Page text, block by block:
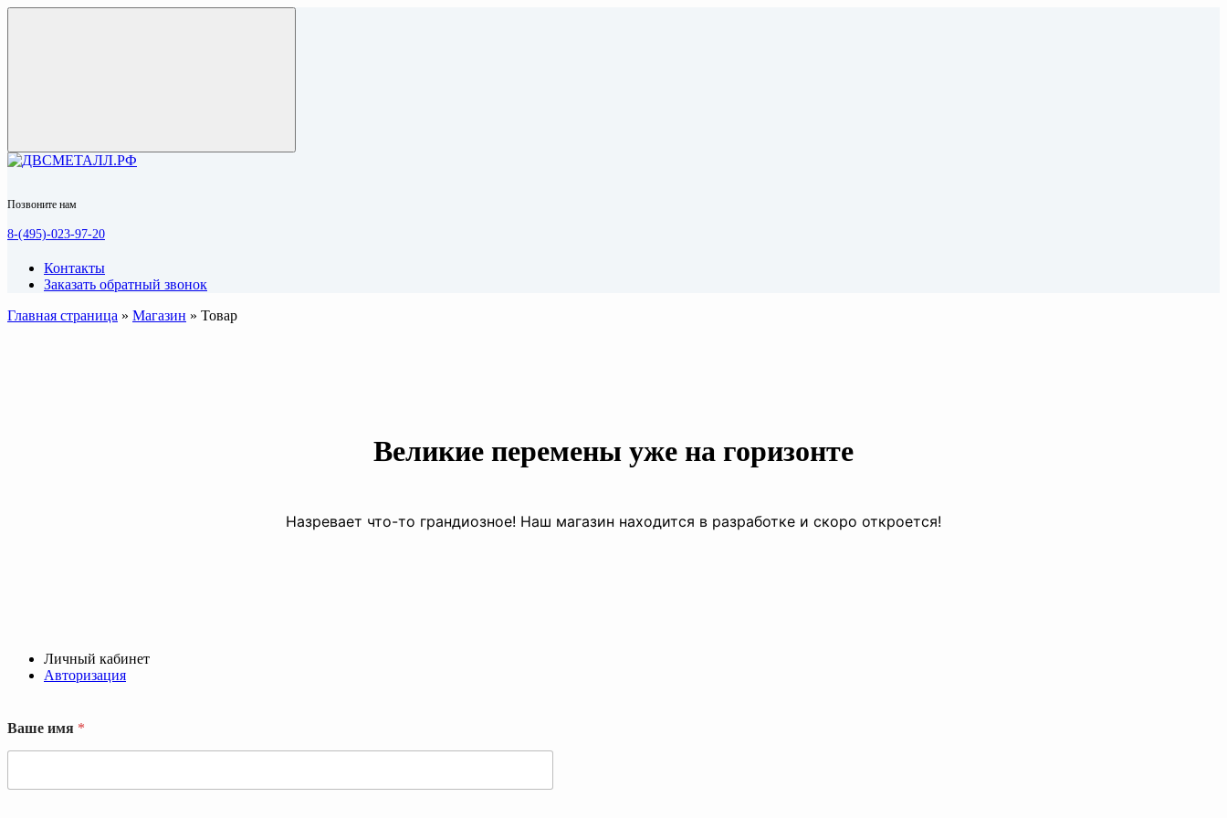
Позвоните нам
8-(495)-023-97-20
Контакты
Заказать обратный звонок
Главная страница » Магазин » Товар
Великие перемены уже на горизонте
Назревает что-то грандиозное! Наш магазин находится в разработке и скоро откроется!
Личный кабинет
Авторизация
Ваше имя *